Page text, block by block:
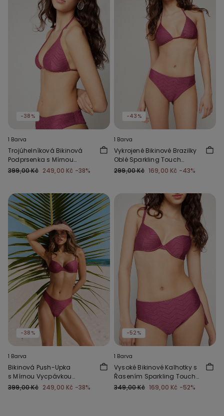
-38%
1 Barva
Trojúhelníková Bikinová
Podprsenka s Mírnou
Vycpávkou Sparkling
399,00 Kč 249,00 Kč -38%
-43%
1 Barva
Vykrojené Bikinové Brazilky
Oblé Sparkling Touch
Slézové
299,00 Kč 169,00 Kč -43%
-38%
1 Barva
Bikinová Push-Upka
s Mírnou Vycpávkou
Sparkling Touch Slézová
399,00 Kč 249,00 Kč -38%
-52%
1 Barva
Vysoké Bikinové Kalhotky s
Řasením Sparkling Touch
Slézové
349,00 Kč 169,00 Kč -52%